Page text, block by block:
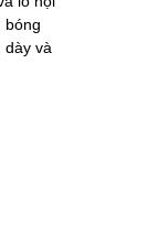
bóng
dày và